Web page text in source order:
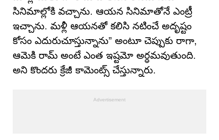
సినిమాల్లోకి వచ్చాను. ఆయన సినిమాతోనే ఎంట్రీ
ఇచ్చాను. మళ్లీ ఆయనతో కలిసి నటించే అదృష్టం
కోసం ఎదురుచూస్తున్నాను” అంటూ చెప్పుకు రాగా,
ఆమెకి రామ్ అంటే ఎంత ఇష్ట‌మో అర్ధ‌మ‌వుతుంది.
అని కొంద‌రు క్రేజీ కామెంట్స్ చేస్తున్నారు.